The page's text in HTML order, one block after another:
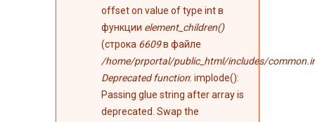
offset on value of type int в
функции element_children()
(строка 6609в файле
/home/prportal/public_html/includes/
Deprecated function: implode():
Passing glue string after array is
deprecated. Swap the